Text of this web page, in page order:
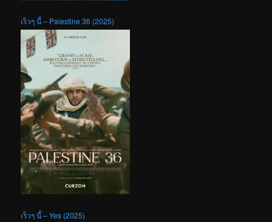
เร็วๆ นี้ – Palestine 36 (2025)
เร็วๆ นี้ – Yes (2025)